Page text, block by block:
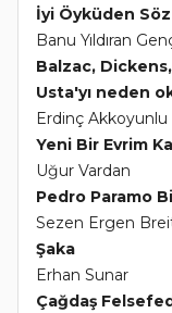
İyi Öyküden
Banu Yıldıran
Balzac,
Usta'yı neden
Erdinç Akkoyunlu
Yeni Bir Evrim
Uğur Vardan
Pedro Paramo
Sezen Ergen
Şaka
Erhan Sunar
Çağdaş